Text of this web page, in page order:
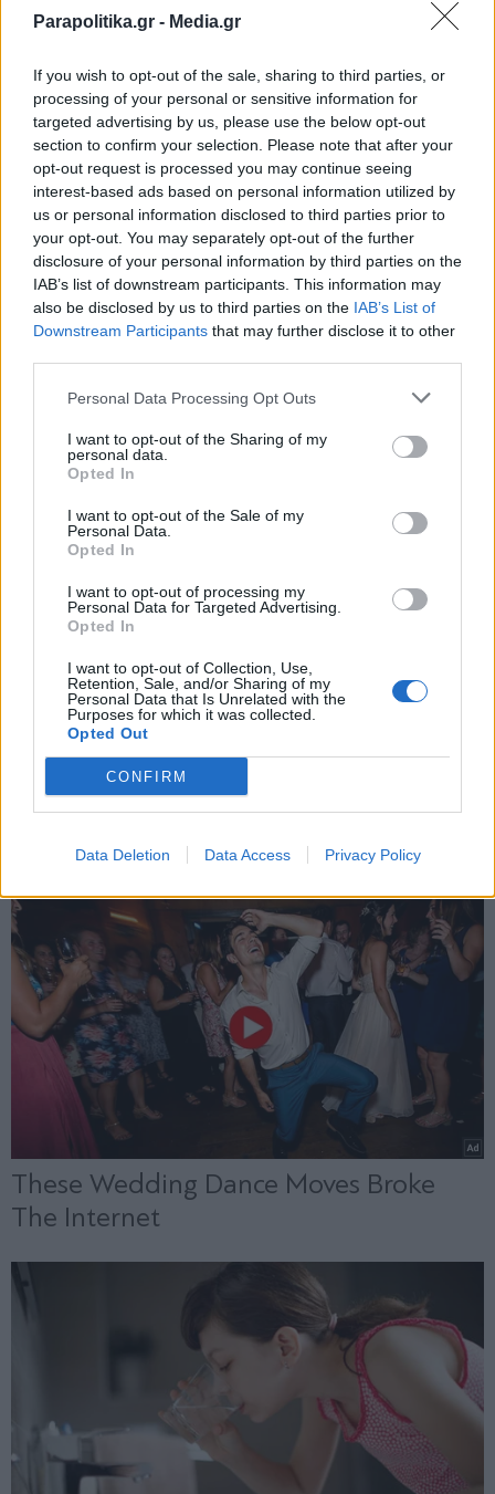
Parapolitika.gr - Media.gr
If you wish to opt-out of the sale, sharing to third parties, or
processing of your personal or sensitive information for
targeted advertising by us, please use the below opt-out
section to confirm your selection. Please note that after your
opt-out request is processed you may continue seeing
interest-based ads based on personal information utilized by
us or personal information disclosed to third parties prior to
your opt-out. You may separately opt-out of the further
disclosure of your personal information by third parties on the
IAB’s list of downstream participants. This information may
also be disclosed by us to third parties on the IAB’s List of
Downstream Participants that may further disclose it to other
Personal Data Processing Opt Outs
I want to opt-out of the Sharing of my
personal data.
Opted In
I want to opt-out of the Sale of my
Personal Data.
Opted In
I want to opt-out of processing my
Personal Data for Targeted Advertising.
Opted In
I want to opt-out of Collection, Use,
Retention, Sale, and/or Sharing of my
Personal Data that Is Unrelated with the
Purposes for which it was collected.
Opted Out
CONFIRM
Data Deletion Data Access Privacy Policy
ΟΙΚΟΝΟΜΙΑ 03.08.2026 10:28
Πετρέλαιο: Πτώση έως 7% μετά τις
δηλώσεις Τραμπ για συνομιλίες με το
Ιράν, συμφωνία για τα Στενά του Ορμούζ
βλέπουν οι αγορές
ΟΙΚΟΝΟΜΙΑ 25.07.2026 00:00
PARAPOLITIKA NEWSROOM
Κίνδυνος συρρίκνωσής του ΑΕΠ της ΕΕ
και της Βρετανίας αν δεν ανοίξουν άμεσα
τα Στενά του Ορμούζ - Τι αναφέρει
δημοσίευμα του Bloomberg
Εγγραφή στο newsletter
Αποδέχομαι τους
και την πολιτική απορρήτου
X